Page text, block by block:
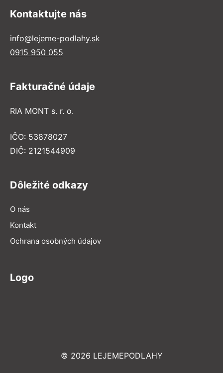
Kontaktujte nás
info@lejeme-podlahy.sk
0915 950 055
Fakturačné údaje
RIA MONT s. r. o.
IČO: 53878027
DIČ: 2121544909
Dôležité odkazy
O nás
Kontakt
Ochrana osobných údajov
Logo
© 2026 LEJEMEPODLAHY